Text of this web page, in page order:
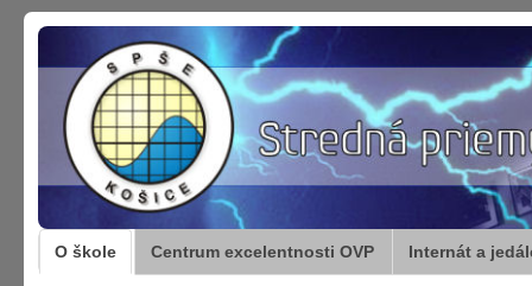
O škole Centrum excelentnosti OVP Internát a